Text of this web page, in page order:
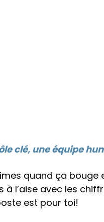
clé, une équipe
quand ça bouge
à l’aise avec les
est pour toi!